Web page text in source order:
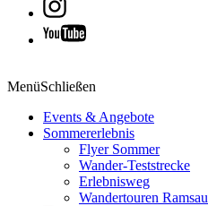
MenüSchließen
Events & Angebote
Sommererlebnis
Flyer Sommer
Wander-Teststrecke
Erlebnisweg
Wandertouren Ramsau